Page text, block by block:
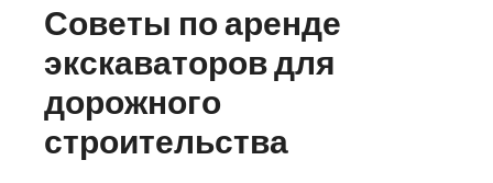
Советы по аренде
экскаваторов для
дорожного
строительства